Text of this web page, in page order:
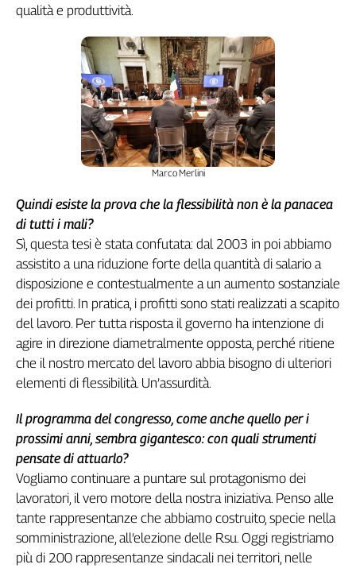
qualità e produttività.
Marco Merlini
Quindi esiste la prova che la flessibilità non è la panacea
di tutti i mali?
Sì, questa tesi è stata confutata: dal 2003 in poi abbiamo
assistito a una riduzione forte della quantità di salario a
disposizione e contestualmente a un aumento sostanziale
dei profitti. In pratica, i profitti sono stati realizzati a scapito
del lavoro. Per tutta risposta il governo ha intenzione di
agire in direzione diametralmente opposta, perché ritiene
che il nostro mercato del lavoro abbia bisogno di ulteriori
elementi di flessibilità. Un’assurdità.
Il programma del congresso, come anche quello per i
prossimi anni, sembra gigantesco: con quali strumenti
pensate di attuarlo?
Vogliamo continuare a puntare sul protagonismo dei
lavoratori, il vero motore della nostra iniziativa. Penso alle
tante rappresentanze che abbiamo costruito, specie nella
somministrazione, all’elezione delle Rsu. Oggi registriamo
più di 200 rappresentanze sindacali nei territori, nelle